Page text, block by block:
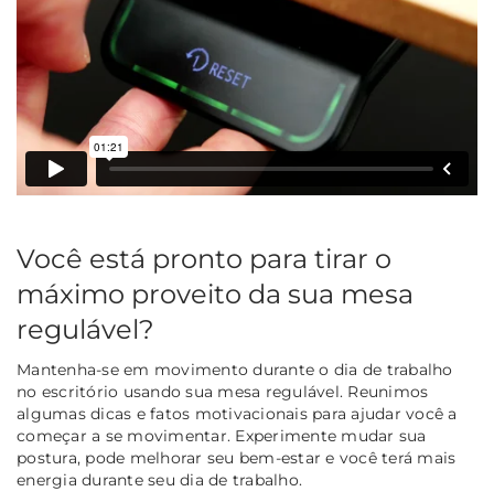
Você está pronto para tirar o
máximo proveito da sua mesa
regulável?
Mantenha-se em movimento durante o dia de trabalho
no escritório usando sua mesa regulável. Reunimos
algumas dicas e fatos motivacionais para ajudar você a
começar a se movimentar. Experimente mudar sua
postura, pode melhorar seu bem-estar e você terá mais
energia durante seu dia de trabalho.